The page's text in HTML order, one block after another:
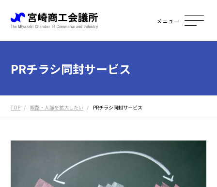
メニュー
PRチラシ同封サービス
TOP 販路・人脈を拡大したい PRチラシ同封サービス